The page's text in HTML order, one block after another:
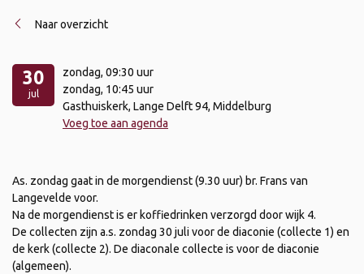
Naar overzicht
30
jul
zondag, 09:30 uur
zondag, 10:45 uur
Gasthuiskerk, Lange Delft 94, Middelburg
Voeg toe aan agenda
As. zondag gaat in de morgendienst (9.30 uur) br. Frans van
Langevelde voor.
Na de morgendienst is er koffiedrinken verzorgd door wijk 4.
De collecten zijn a.s. zondag 30 juli voor de diaconie (collecte 1) en
de kerk (collecte 2). De diaconale collecte is voor de diaconie
(algemeen).